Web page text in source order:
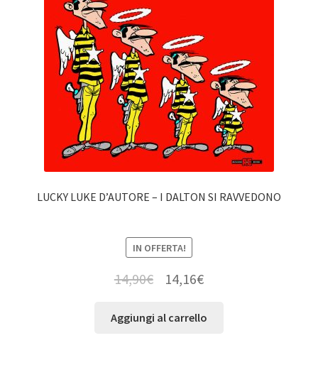
LUCKY LUKE D’AUTORE – I DALTON SI RAVVEDONO
IN OFFERTA!
14,90€ 14,16€
Aggiungi al carrello